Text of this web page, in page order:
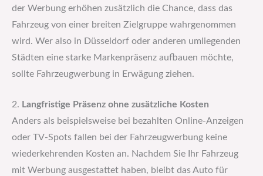
der Werbung erhöhen zusätzlich die Chance, dass das
Fahrzeug von einer breiten Zielgruppe wahrgenommen
wird. Wer also in Düsseldorf oder anderen umliegenden
Städten eine starke Markenpräsenz aufbauen möchte,
sollte Fahrzeugwerbung in Erwägung ziehen.
2. Langfristige Präsenz ohne zusätzliche Kosten
Anders als beispielsweise bei bezahlten Online-Anzeigen
oder TV-Spots fallen bei der Fahrzeugwerbung keine
wiederkehrenden Kosten an. Nachdem Sie Ihr Fahrzeug
mit Werbung ausgestattet haben, bleibt das Auto für